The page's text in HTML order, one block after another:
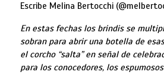
Escribe Melina Bertocchi
En estas fechas los brindis se
sobran para abrir una botella de
el corcho “salta” en señal de
para los conocedores, los